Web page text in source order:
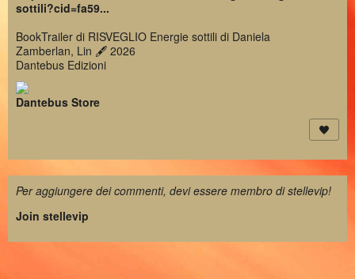
sottili?cid=fa59...
BookTrailer di RISVEGLIO Energie sottili di Daniela
Zamberlan, Lin 🖋 2026
Dantebus Edizioni
Dantebus Store
Per aggiungere dei commenti, devi essere membro di stellevip!
Join stellevip